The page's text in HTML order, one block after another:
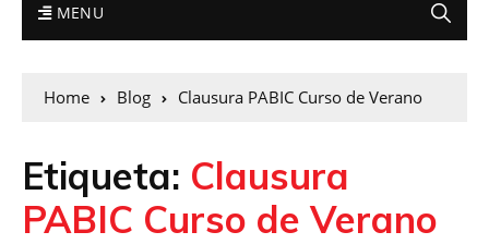
MENU
Home Blog Clausura PABIC Curso de Verano
Etiqueta: Clausura
PABIC Curso de Verano